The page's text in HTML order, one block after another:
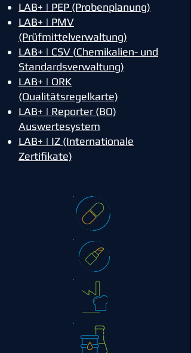
LAB+ | PEP (Probenplanung)
LAB+ | PMV
(Prüfmittelverwaltung)
LAB+ | CSV (Chemikalien- und
Standardsverwaltung)
LAB+ | QRK
(Qualitätsregelkarte)
LAB+ | Reporter (BO)
Auswertesystem
LAB+ | IZ (Internationale
Zertifikate)